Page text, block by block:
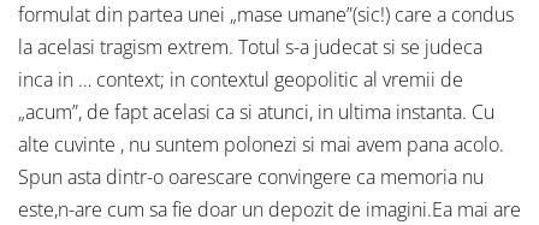
formulat din partea unei „mase umane”(sic!) care a condus
la acelasi tragism extrem. Totul s-a judecat si se judeca
inca in … context; in contextul geopolitic al vremii de
„acum”, de fapt acelasi ca si atunci, in ultima instanta. Cu
alte cuvinte , nu suntem polonezi si mai avem pana acolo.
Spun asta dintr-o oarescare convingere ca memoria nu
este,n-are cum sa fie doar un depozit de imagini.Ea mai are